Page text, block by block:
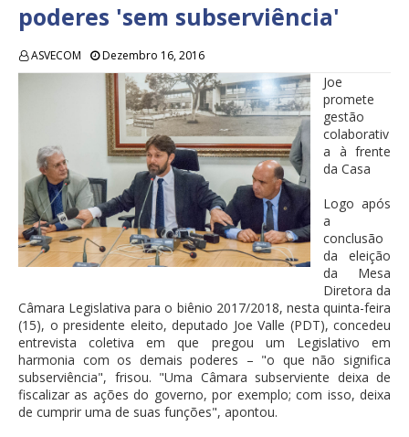
poderes 'sem subserviência'
ASVECOM Dezembro 16, 2016
Joe
promete
gestão
colaborativ
a à frente
da Casa
Logo após
a
conclusão
da eleição
da Mesa
Diretora da
Câmara Legislativa para o biênio 2017/2018, nesta quinta-feira
(15), o presidente eleito, deputado Joe Valle (PDT), concedeu
entrevista coletiva em que pregou um Legislativo em
harmonia com os demais poderes – "o que não significa
subserviência", frisou. "Uma Câmara subserviente deixa de
fiscalizar as ações do governo, por exemplo; com isso, deixa
de cumprir uma de suas funções", apontou.